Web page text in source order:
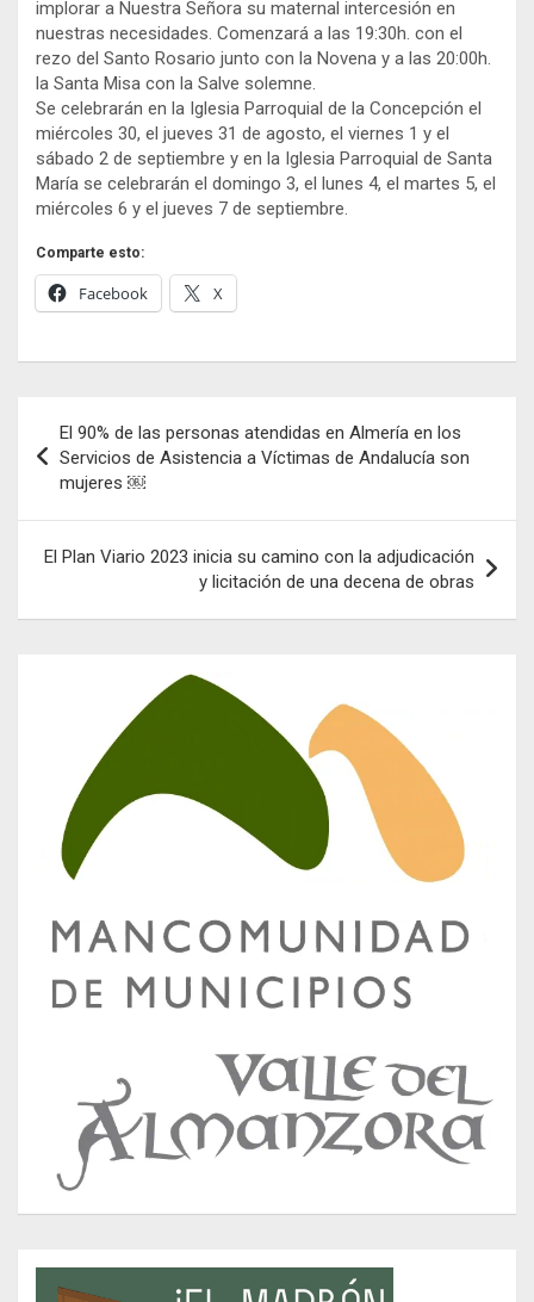
implorar a Nuestra Señora su maternal intercesión en
nuestras necesidades. Comenzará a las 19:30h. con el
rezo del Santo Rosario junto con la Novena y a las 20:00h.
la Santa Misa con la Salve solemne.
Se celebrarán en la Iglesia Parroquial de la Concepción el
miércoles 30, el jueves 31 de agosto, el viernes 1 y el
sábado 2 de septiembre y en la Iglesia Parroquial de Santa
María se celebrarán el domingo 3, el lunes 4, el martes 5, el
miércoles 6 y el jueves 7 de septiembre.
Comparte esto:
Facebook X
de
entradas
El 90% de las personas atendidas en Almería en los
Servicios de Asistencia a Víctimas de Andalucía son
mujeres ￼
El Plan Viario 2023 inicia su camino con la adjudicación
y licitación de una decena de obras